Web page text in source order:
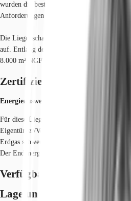
wurden die bestehenden Gebäude komplett
Anforderungen an moderne Büroräume
Die Liegenschaft teilt sich in verschiedene
auf. Entlang der Gräfstraße wurde das
8.000 m² NGF komplett saniert.
Zertifizierungen
Energieausweis
Für diese Liegenschaft liegt ein
Eigentümer/Vermieter vor. Der wesentliche
Erdgas schwer. Der Endenergieverbrauch
Der Endenergieverbrauch Wärme beträgt
Verfügbare Fläche
Lage und